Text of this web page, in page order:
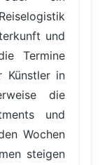
und
Termine
Künstler in
die
und
Wochen
steigen